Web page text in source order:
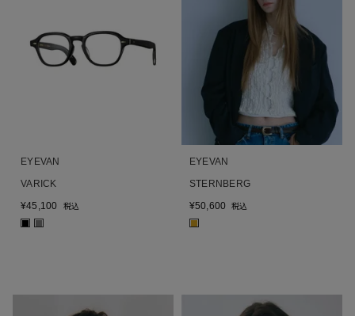
EYEVAN
VARICK
¥45,100 税込
EYEVAN
STERNBERG
¥50,600 税込